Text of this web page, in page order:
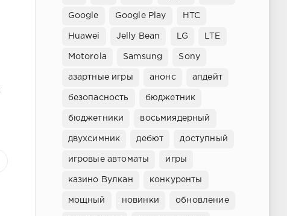
Google Google Play HTC
Huawei Jelly Bean LG LTE
Motorola Samsung Sony
азартные игры анонс апдейт
безопасность бюджетник
бюджетники восьмиядерный
двухсимник дебют доступный
игровые автоматы игры
казино Вулкан конкуренты
мощный новинки обновление